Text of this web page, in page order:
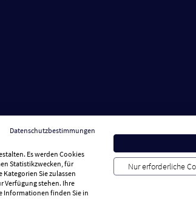
0,99 €
3-
Datenschutzbestimmungen
Es werden Cookies
Statistikzwecken, für
Sie zulassen
Verfügung stehen. Ihre
Informationen finden Sie in
Nur erforderliche